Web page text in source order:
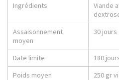
Ingrédients
Viande
Assaisonnement
moyen
30 jours
Date limite
180
Poids moyen
250 gr